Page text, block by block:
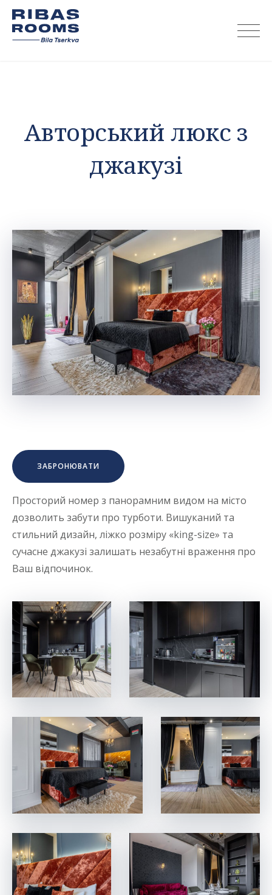
Skip
content
Авторський люкс з
джакузі
ЗАБРОНЮВАТИ
Просторий номер з панорамним видом на місто
дозволить забути про турботи. Вишуканий та
стильний дизайн, ліжко розміру «king-size» та
сучасне джакузі залишать незабутні враження про
Ваш відпочинок.